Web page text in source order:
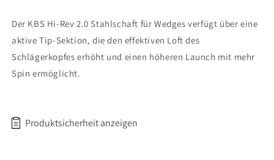
Der KBS Hi-Rev 2.0 Stahlschaft für Wedges verfügt über eine
aktive Tip-Sektion, die den effektiven Loft des
Schlägerkopfes erhöht und einen höheren Launch mit mehr
Spin ermöglicht.
Produktsicherheit anzeigen